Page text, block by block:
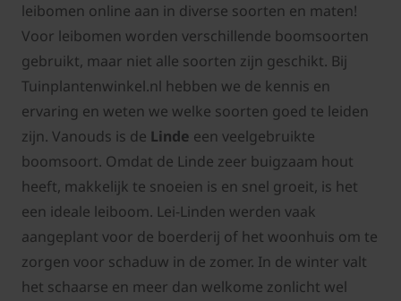
leibomen online aan in diverse soorten en maten!
Voor leibomen worden verschillende boomsoorten
gebruikt, maar niet alle soorten zijn geschikt. Bij
Tuinplantenwinkel.nl hebben we de kennis en
ervaring en weten we welke soorten goed te leiden
zijn. Vanouds is de Linde een veelgebruikte
boomsoort. Omdat de Linde zeer buigzaam hout
heeft, makkelijk te snoeien is en snel groeit, is het
een ideale leiboom. Lei-Linden werden vaak
aangeplant voor de boerderij of het woonhuis om te
zorgen voor schaduw in de zomer. In de winter valt
het schaarse en meer dan welkome zonlicht wel